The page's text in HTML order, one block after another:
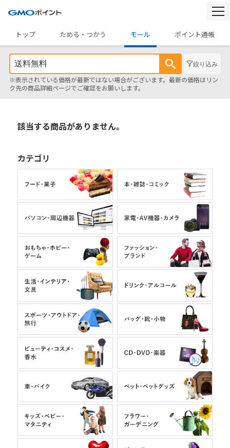
トップ
ためる・つかう モール ポイント通帳
絞り込み
※表示されている価格が最新ではない場合がございます。最新の価格はリン
ク先の商品詳細ページでご確認をお願いします。
該当する商品がありません。
カテゴリ